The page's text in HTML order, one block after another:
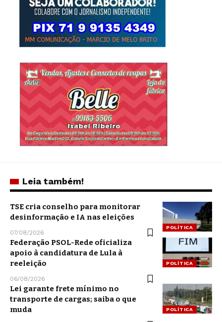
Leia também!
POLÍTICA
TSE cria conselho para monitorar
desinformação e IA nas eleições
07/08/2026
POLÍTICA
Federação PSOL-Rede oficializa
apoio à candidatura de Lula à
reeleição
06/08/2026
POLÍTICA
Lei garante frete mínimo no
transporte de cargas; saiba o que
muda